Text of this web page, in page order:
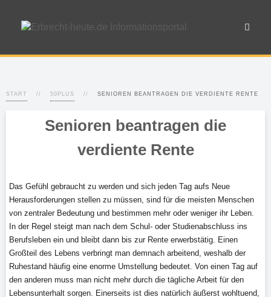
START 50PLUS SENIOREN BEANTRAGEN DIE VERDIENTE RENTE
Senioren beantragen die
verdiente Rente
Das Gefühl gebraucht zu werden und sich jeden Tag aufs Neue
Herausforderungen stellen zu müssen, sind für die meisten Menschen
von zentraler Bedeutung und bestimmen mehr oder weniger ihr Leben.
In der Regel steigt man nach dem Schul- oder Studienabschluss ins
Berufsleben ein und bleibt dann bis zur Rente erwerbstätig. Einen
Großteil des Lebens verbringt man demnach arbeitend, weshalb der
Ruhestand häufig eine enorme Umstellung bedeutet. Von einen Tag auf
den anderen muss man nicht mehr durch die tägliche Arbeit für den
Lebensunterhalt sorgen. Einerseits ist dies natürlich äußerst wohltuend,